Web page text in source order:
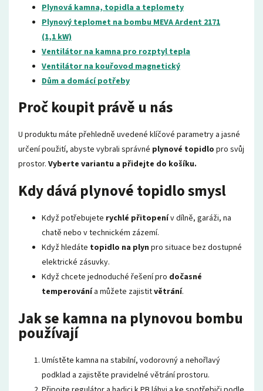
Plynová kamna, topidla a teplomety
Plynový teplomet na bombu MEVA Ardent 2171
(1,1 kW)
Ventilátor na kamna pro rozptyl tepla
Ventilátor na kouřovod magnetický
Dům a domácí potřeby
Proč koupit právě u nás
U produktu máte přehledně uvedené klíčové parametry a jasné
určení použití, abyste vybrali správné plynové topidlo pro svůj
prostor. Vyberte variantu a přidejte do košíku.
Kdy dává plynové topidlo smysl
Když potřebujete rychlé přitopenív dílně, garáži, na
chatě nebo v technickém zázemí.
Když hledáte topidlo na plyn pro situace bez dostupné
elektrické zásuvky.
Když chcete jednoduché řešení pro dočasné
temperovánía můžete zajistitvětrání.
Jak se kamna na plynovou bombu
používají
Umístěte kamna na stabilní, vodorovný a nehořlavý
podklad a zajistěte pravidelné větrání prostoru.